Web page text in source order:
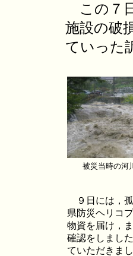
この７
施設の破
ていった
被災当時の河
９日には，孤
県防災ヘリコ
物資を届け，
確認をしまし
ていただきまし